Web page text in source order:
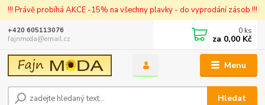
!!! Právě probíhá AKCE -15% na všechny plavky - do vyprodání zásob !!!
Menu
Hledat
+420 605113076
fajnmoda@email.cz
0 ks
za 0,00 Kč